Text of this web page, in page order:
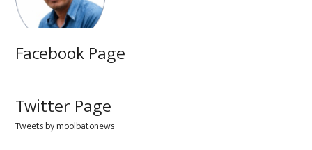
Facebook Page
Twitter Page
Tweets by moolbatonews